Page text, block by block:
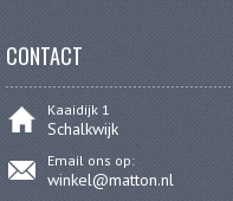
CONTACT
Kaaidijk 1
Schalkwijk
Email ons op:
winkel@matton.nl